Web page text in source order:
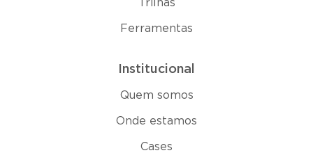
Trilhas
Ferramentas
Institucional
Quem somos
Onde estamos
Cases